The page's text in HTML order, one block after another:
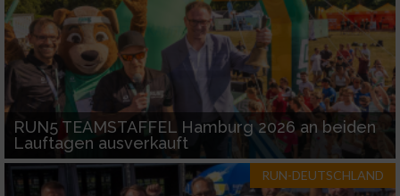
RUN5 TEAMSTAFFEL Hamburg 2026 an beiden
Lauftagen ausverkauft
RUN-DEUTSCHLAND
Werbung